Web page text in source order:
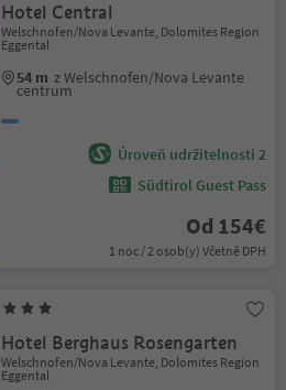
Hotel Central
Welschnofen/Nova Levante, Dolomites Region
Eggental
54 m z Welschnofen/Nova Levante
centrum
Úroveň udržitelnosti 2
Südtirol Guest Pass
Od 154€
1 noc / 2 osob(y) Včetně DPH
Hotel Berghaus Rosengarten
Welschnofen/Nova Levante, Dolomites Region
Eggental